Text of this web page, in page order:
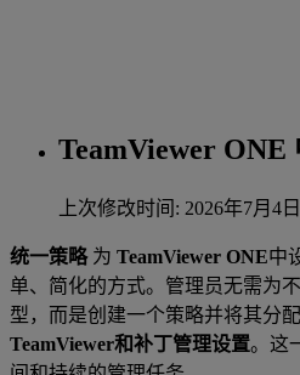
TeamViewer ONE
上次修改时间: 2026年7月4日
统一策略为 TeamViewer ONE中
单、简化的方式。管理员无需为
型，而是创建一个策略并将其分
TeamViewer和补丁管理设置。这